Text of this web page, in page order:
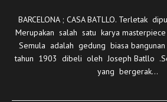
BARCELONA ; CASA BATLLO. Terletak
Merupakan salah satu karya
Semula adalah gedung biasa
tahun 1903 dibeli oleh Joseph Batllo
yang bergerak…